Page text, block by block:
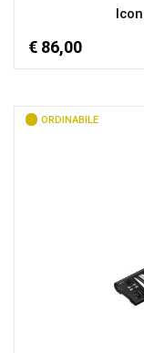
€ 86,00
ORDINABILE